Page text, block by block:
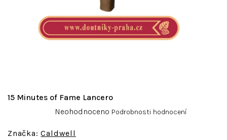
15 Minutes of Fame Lancero
Caldwell
Průměrné
produktu
Neohodnoceno Podrobnosti hodnocení